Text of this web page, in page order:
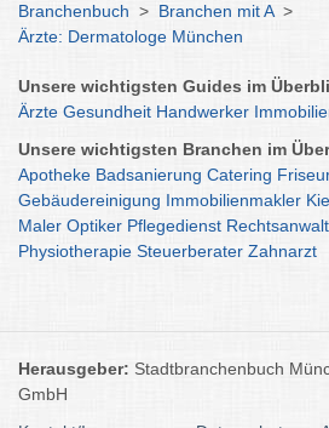
Branchenbuch > Branchen mit A >
Ärzte: Dermatologe München
Unsere wichtigsten Guides im
Ärzte Gesundheit Handwerker
Unsere wichtigsten Branchen im
Apotheke Badsanierung Catering
Gebäudereinigung Immobilienmakler
Maler Optiker Pflegedienst Rechtsanwalt
Physiotherapie Steuerberater Zahnarzt
Herausgeber: Stadtbranchenbuch
GmbH